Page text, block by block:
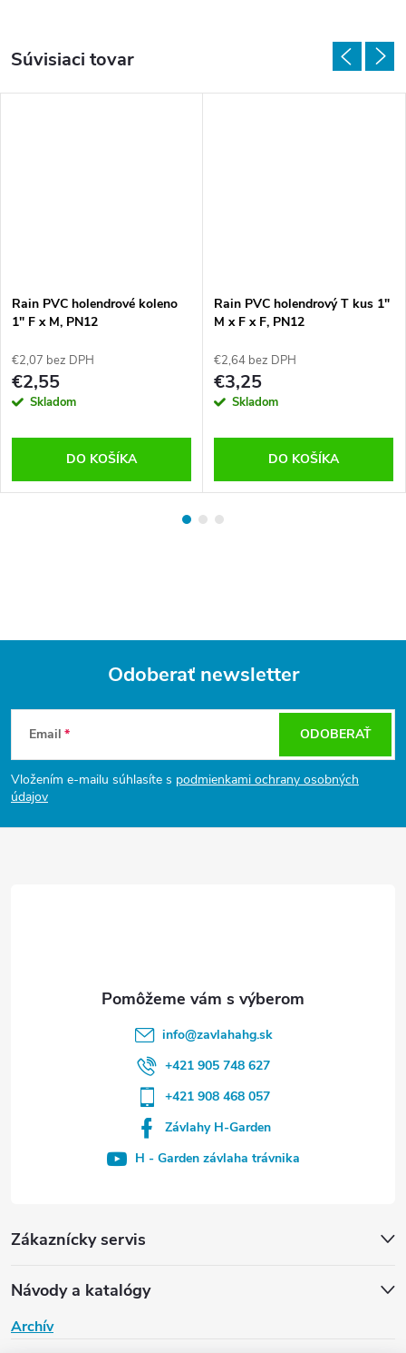
Súvisiaci tovar
Rain PVC holendrové koleno
1" F x M, PN12
€2,07 bez DPH
€2,55
Skladom
DO KOŠÍKA
Rain PVC holendrový T kus 1"
M x F x F, PN12
€2,64 bez DPH
€3,25
Skladom
DO KOŠÍKA
e
Odoberať newsletter
Email
Vložením e-mailu súhlasíte s podmienkami ochrany osobných
údajov
ODOBERAŤ
Zákaznícky servis
Návody a katalógy
Archív
info@zavlahahg.sk
+421 905 748 627
+421 908 468 057
Závlahy H-Garden
H - Garden závlaha trávnika